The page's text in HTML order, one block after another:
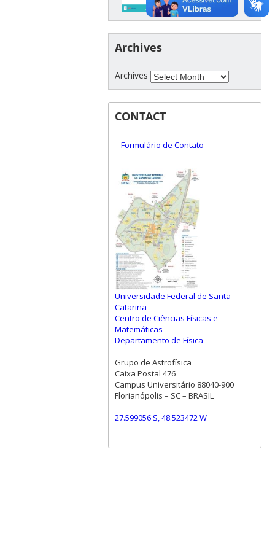
Archives
Archives
CONTACT
Formulário de Contato
Universidade Federal de Santa
Catarina
Centro de Ciências Físicas e
Matemáticas
Departamento de Física
Grupo de Astrofísica
Caixa Postal 476
Campus Universitário 88040-900
Florianópolis – SC – BRASIL
27.599056 S, 48.523472 W